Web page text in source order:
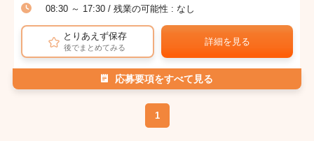
08:30 ～ 17:30 / 残業の可能性 : なし
とりあえず保存
後でまとめてみる
詳細を見る
応募要項をすべて見る
1